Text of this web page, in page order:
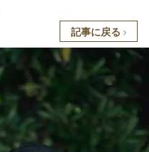
記事に戻る